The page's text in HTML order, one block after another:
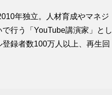
年独立。人材育成やマネジ
行う「YouTube講演家」とし
録者数100万人以上、再生回